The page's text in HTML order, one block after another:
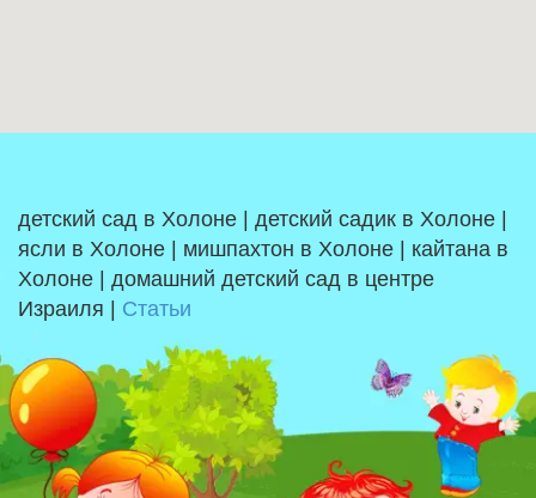
детский сад в Холоне | детский садик в Холоне |
ясли в Холоне | мишпахтон в Холоне | кайтана в
Холоне | домашний детский сад в центре
Израиля | Статьи